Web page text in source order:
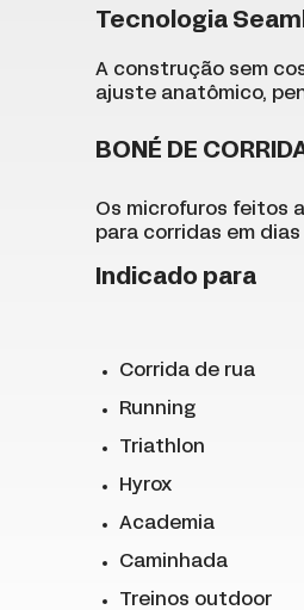
Tecnologia
A construção sem
ajuste anatômico,
BONÉ DE
Os microfuros feitos
para corridas em
Indicado para
Corrida de rua
Running
Triathlon
Hyrox
Academia
Caminhada
Treinos outdoor